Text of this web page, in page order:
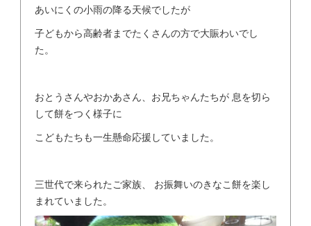
あいにくの小雨の降る天候でしたが
子どもから高齢者までたくさんの方で大賑わいでし
た。
おとうさんやおかあさん、お兄ちゃんたちが 息を切ら
して餅をつく様子に
こどもたちも一生懸命応援していました。
三世代で来られたご家族、 お振舞いのきなこ餅を楽し
まれていました。